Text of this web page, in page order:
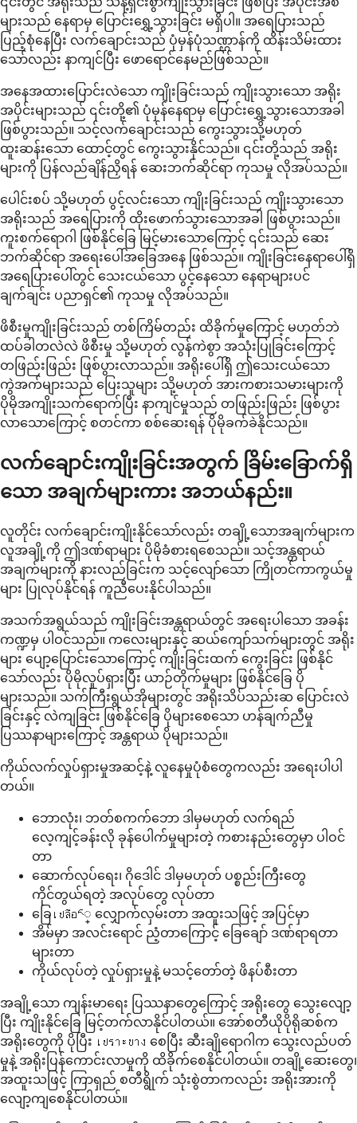
များသည် နေရာမှ ပြောင်းရွှေ့သွားခြင်း မရှိပါ။ အရေပြားသည်
ပြည့်စုံနေပြီး လက်ချောင်းသည် ပုံမှန်ပုံသဏ္ဌာန်ကို ထိန်းသိမ်းထား
သော်လည်း နာကျင်ပြီး ဖောရောင်နေမည်ဖြစ်သည်။
အနေအထားပြောင်းလဲသော ကျိုးခြင်းသည် ကျိုးသွားသော အရိုး
အပိုင်းများသည် ၎င်းတို့၏ ပုံမှန်နေရာမှ ပြောင်းရွှေ့သွားသောအခါ
ဖြစ်ပွားသည်။ သင့်လက်ချောင်းသည် ကွေးသွားသို့မဟုတ်
ထူးဆန်းသော ထောင့်တွင် ကွေးသွားနိုင်သည်။ ၎င်းတို့သည် အရိုး
များကို ပြန်လည်ချိန်ညှိရန် ဆေးဘက်ဆိုင်ရာ ကုသမှု လိုအပ်သည်။
ပေါင်းစပ် သို့မဟုတ် ပွင့်လင်းသော ကျိုးခြင်းသည် ကျိုးသွားသော
အရိုးသည် အရေပြားကို ထိုးဖောက်သွားသောအခါ ဖြစ်ပွားသည်။
ကူးစက်ရောဂါ ဖြစ်နိုင်ခြေ မြင့်မားသောကြောင့် ၎င်းသည် ဆေး
ဘက်ဆိုင်ရာ အရေးပေါ်အခြေအနေ ဖြစ်သည်။ ကျိုးခြင်းနေရာပေါ်ရှိ
အရေပြားပေါ်တွင် သေးငယ်သော ပွင့်နေသော နေရာများပင်
ချက်ချင်း ပညာရှင်၏ ကုသမှု လိုအပ်သည်။
ဖိစီးမှုကျိုးခြင်းသည် တစ်ကြိမ်တည်း ထိခိုက်မှုကြောင့် မဟုတ်ဘဲ
ထပ်ခါတလဲလဲ ဖိစီးမှု သို့မဟုတ် လွန်ကဲစွာ အသုံးပြုခြင်းကြောင့်
တဖြည်းဖြည်း ဖြစ်ပွားလာသည်။ အရိုးပေါ်ရှိ ဤသေးငယ်သော
ကွဲအက်များသည် ပြေးသူများ သို့မဟုတ် အားကစားသမားများကို
ပိုမိုအကျိုးသက်ရောက်ပြီး နာကျင်မှုသည် တဖြည်းဖြည်း ဖြစ်ပွား
လာသောကြောင့် စတင်ကာ စစ်ဆေးရန် ပိုမိုခက်ခဲနိုင်သည်။
လက်ချောင်းကျိုးခြင်းအတွက် ခြိမ်းခြောက်ရှိ
သော အချက်များကား အဘယ်နည်း။
လူတိုင်း လက်ချောင်းကျိုးနိုင်သော်လည်း တချို့သောအချက်များက
လူအချို့ကို ဤဒဏ်ရာများ ပိုမိုခံစားရစေသည်။ သင့်အန္တရာယ်
အချက်များကို နားလည်ခြင်းက သင့်လျော်သော ကြိုတင်ကာကွယ်မှု
များ ပြုလုပ်နိုင်ရန် ကူညီပေးနိုင်ပါသည်။
အသက်အရွယ်သည် ကျိုးခြင်းအန္တရာယ်တွင် အရေးပါသော အခန်း
ကဏ္ဍမှ ပါဝင်သည်။ ကလေးများနှင့် ဆယ်ကျော်သက်များတွင် အရိုး
များ ပျော့ပြောင်းသောကြောင့် ကျိုးခြင်းထက် ကွေးခြင်း ဖြစ်နိုင်
သော်လည်း ပိုမိုလှုပ်ရှားပြီး ယာဉ်တိုက်မှုများ ဖြစ်နိုင်ခြေ ပို
များသည်။ သက်ကြီးရွယ်အိုများတွင် အရိုးသိပ်သည်းဆ ပြောင်းလဲ
ခြင်းနှင့် လဲကျခြင်း ဖြစ်နိုင်ခြေ ပိုများစေသော ဟန်ချက်ညီမှု
ပြဿနာများကြောင့် အန္တရာယ် ပိုများသည်။
ကိုယ်လက်လှုပ်ရှားမှုအဆင့်နဲ့ လူနေမှုပုံစံတွေကလည်း အရေးပါပါ
တယ်။
ဘောလုံး၊ ဘတ်စကက်ဘော ဒါမှမဟုတ် လက်ရည်
လေ့ကျင့်ခန်းလို ခုန်ပေါက်မှုများတဲ့ ကစားနည်းတွေမှာ ပါဝင်
တာ
ဆောက်လုပ်ရေး၊ ဂိုဒေါင် ဒါမှမဟုတ် ပစ္စည်းကြီးတွေ
ကိုင်တွယ်ရတဲ့ အလုပ်တွေ လုပ်တာ
ခြေเปลือང္ လျှောက်လှမ်းတာ အထူးသဖြင့် အပြင်မှာ
အိမ်မှာ အလင်းရောင် ညံ့တာကြောင့် ခြေချော် ဒဏ်ရာရတာ
များတာ
ကိုယ်လုပ်တဲ့ လှုပ်ရှားမှုနဲ့ မသင့်တော်တဲ့ ဖိနပ်စီးတာ
အချို့သော ကျန်းမာရေး ပြဿနာတွေကြောင့် အရိုးတွေ သွေးလျော့
ပြီး ကျိုးနိုင်ခြေ မြင့်တက်လာနိုင်ပါတယ်။ အော်စတီယိုပိုရိုဆစ်က
အရိုးတွေကို ပိုပြီး เปราะบาง စေပြီး ဆီးချိုရောဂါက သွေးလည်ပတ်
မှုနဲ့ အရိုးပြန်ကောင်းလာမှုကို ထိခိုက်စေနိုင်ပါတယ်။ တချို့ဆေးတွေ၊
အထူးသဖြင့် ကြာရှည် စတီရွိုက် သုံးစွဲတာကလည်း အရိုးအားကို
လျော့ကျစေနိုင်ပါတယ်။